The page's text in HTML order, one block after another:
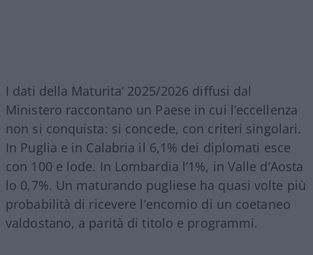
I dati della Maturita’ 2025/2026 diffusi dal
Ministero raccontano un Paese in cui l’eccellenza
non si conquista: si concede, con criteri singolari.
In Puglia e in Calabria il 6,1% dei diplomati esce
con 100 e lode. In Lombardia l’1%, in Valle d’Aosta
lo 0,7%. Un maturando pugliese ha quasi volte più
probabilità di ricevere l’encomio di un coetaneo
valdostano, a parità di titolo e programmi.